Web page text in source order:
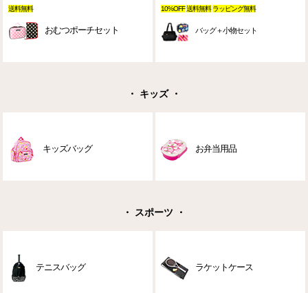
送料無料
おむつポーチセット
10%OFF 送料無料 ラッピング無料
バッグ＋小物セット
・ キッズ ・
キッズバッグ お弁当用品
・ スポーツ ・
テニスバッグ ラケットケース